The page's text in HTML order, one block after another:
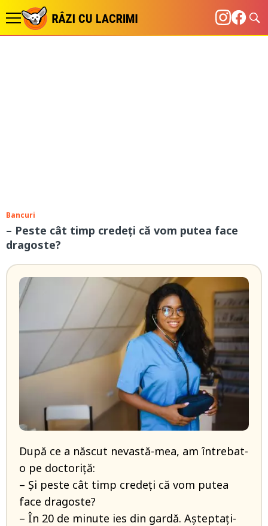
Bancuri
– Peste cât timp credeți că vom putea face
dragoste?
După ce a născut nevastă-mea, am întrebat-
o pe doctoriță:
– Și peste cât timp credeți că vom putea
face dragoste?
– În 20 de minute ies din gardă. Așteptați-